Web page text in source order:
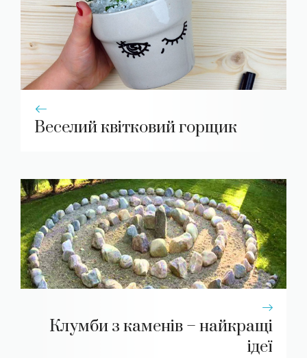
Веселий квітковий горщик
Клумби з каменів – найкращі
ідеї